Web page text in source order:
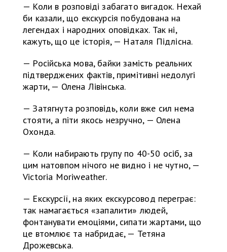
— Коли в розповіді забагато вигадок. Нехай
би казали, що екскурсія побудована на
легендах і народних оповідках. Так ні,
кажуть, що це історія, — Наталя Підлісна.
— Російська мова, байки замість реальних
підтверджених фактів, примітивні недолугі
жарти, — Олена Лівінська.
— Затягнута розповідь, коли вже сил нема
стояти, а піти якось незручно, — Олена
Охонда.
— Коли набирають групу по 40-50 осіб, за
цим натовпом нічого не видно і не чутно, —
Victoria Moriweather.
— Екскурсії, на яких екскурсовод переграє:
так намагається «запалити» людей,
фонтанувати емоціями, сипати жартами, що
це втомлює та набридає, — Тетяна
Дрожевська.